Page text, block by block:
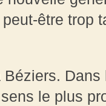
être trop
le plus